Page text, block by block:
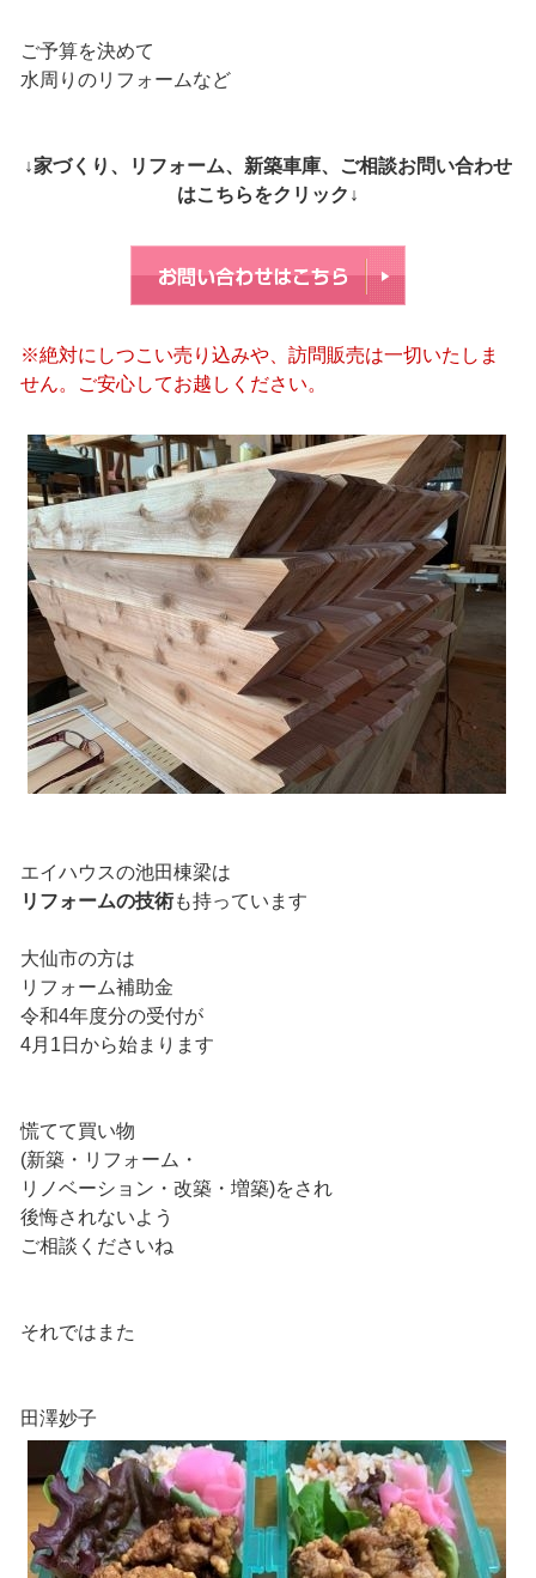
ご予算を決めて
水周りのリフォームなど
↓家づくり、リフォーム、新築車庫、ご相談お問い合わせ
はこちらをクリック↓
※絶対にしつこい売り込みや、訪問販売は一切いたしま
せん。ご安心してお越しください。
エイハウスの池田棟梁は
リフォームの技術も持っています
大仙市の方は
リフォーム補助金
令和4年度分の受付が
4月1日から始まります
慌てて買い物
(新築・リフォーム・
リノベーション・改築・増築)をされ
後悔されないよう
ご相談くださいね
それではまた
田澤妙子